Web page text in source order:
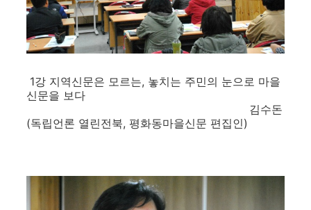
1강 지역신문은 모르는, 놓치는 주민의 눈으로 마을
신문을 보다
김수돈
(독립언론 열린전북, 평화동마을신문 편집인)